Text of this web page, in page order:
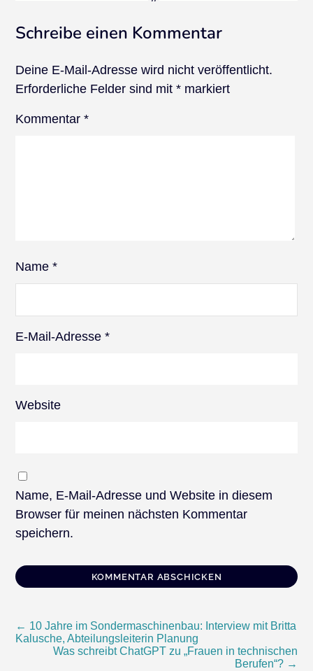
Schreibe einen Kommentar
Deine E-Mail-Adresse wird nicht veröffentlicht.
Erforderliche Felder sind mit* markiert
Kommentar*
Name*
E-Mail-Adresse*
Website
Name, E-Mail-Adresse und Website in diesem
Browser für meinen nächsten Kommentar
speichern.
Beitragsnavigation
← 10 Jahre im Sondermaschinenbau: Interview mit Britta
Kalusche, Abteilungsleiterin Planung
Was schreibt ChatGPT zu „Frauen in technischen
Berufen“? →